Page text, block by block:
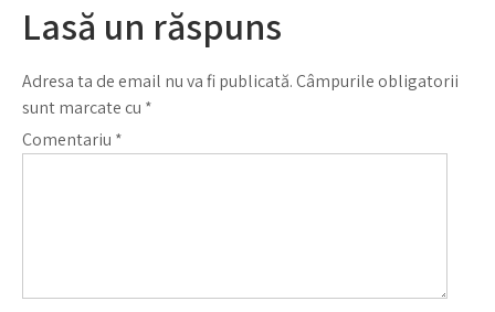
Lasă un răspuns
Adresa ta de email nu va fi publicată.Câmpurile obligatorii
sunt marcate cu *
Comentariu *